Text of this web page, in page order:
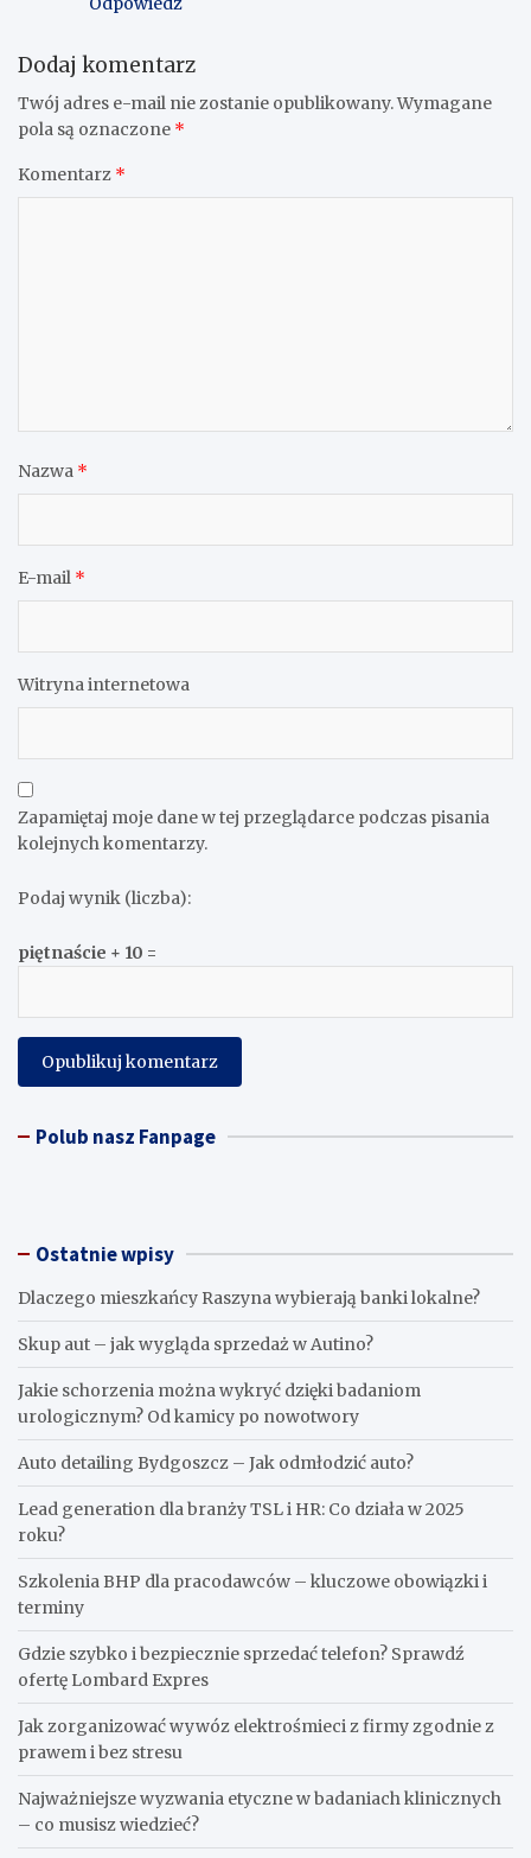
Dodaj komentarz
Twój adres e-mail nie zostanie opublikowany.Wymagane
pola są oznaczone *
Komentarz *
Nazwa *
E-mail *
Witryna internetowa
Zapamiętaj moje dane w tej przeglądarce podczas pisania
kolejnych komentarzy.
Podaj wynik (liczba):
piętnaście + 10 =
Polub nasz Fanpage
Ostatnie wpisy
Dlaczego mieszkańcy Raszyna wybierają banki lokalne?
Skup aut – jak wygląda sprzedaż w Autino?
Jakie schorzenia można wykryć dzięki badaniom
urologicznym? Od kamicy po nowotwory
Auto detailing Bydgoszcz – Jak odmłodzić auto?
Lead generation dla branży TSL i HR: Co działa w 2025
roku?
Szkolenia BHP dla pracodawców – kluczowe obowiązki i
terminy
Gdzie szybko i bezpiecznie sprzedać telefon? Sprawdź
ofertę Lombard Expres
Jak zorganizować wywóz elektrośmieci z firmy zgodnie z
prawem i bez stresu
Najważniejsze wyzwania etyczne w badaniach klinicznych
– co musisz wiedzieć?